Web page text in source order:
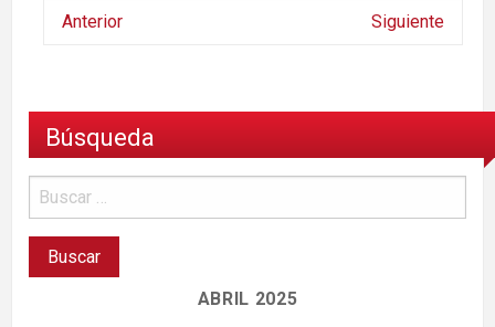
Anterior Siguiente
Búsqueda
ABRIL 2025